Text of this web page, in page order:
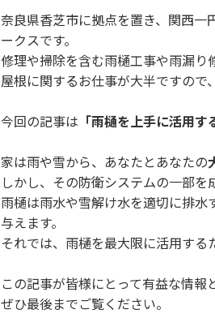
奈良県香芝市に拠点を置き、関西一
ークスです。
修理や掃除を含む雨樋工事や雨漏り
屋根に関するお仕事が大半ですので
今回の記事は 「雨樋を上手に活用す
家は雨や雪から、あなたとあなたの
しかし、その防衛システムの一部
雨樋は雨水や雪解け水を適切に排
与えます。
それでは、雨樋を最大限に活用する
この記事が皆様にとって有益な情報
ぜひ最後までご覧ください。